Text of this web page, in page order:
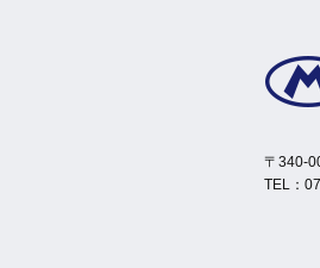
〒340-
TEL：